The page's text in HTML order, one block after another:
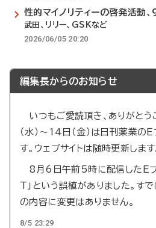
性的マイノリティーの啓発活動
武田、リリー、GSKなど
2026/06/05 20:20
編集長からのお知らせ
いつもご愛読頂き、ありがとう
（水）～14日（金）は日刊薬業の
す。ウェブサイトは随時更新します
8月6日午前5時に配信したEブ
T」という誤植がありました。す
の内容に変更はありません。
8/5 23:29